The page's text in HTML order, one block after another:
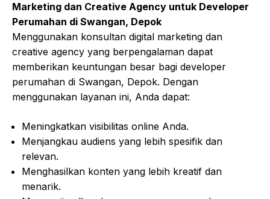
Marketing dan Creative Agency untuk Developer
Perumahan di Swangan, Depok
Menggunakan konsultan digital marketing dan
creative agency yang berpengalaman dapat
memberikan keuntungan besar bagi developer
perumahan di Swangan, Depok. Dengan
menggunakan layanan ini, Anda dapat:
Meningkatkan visibilitas online Anda.
Menjangkau audiens yang lebih spesifik dan
relevan.
Menghasilkan konten yang lebih kreatif dan
menarik.